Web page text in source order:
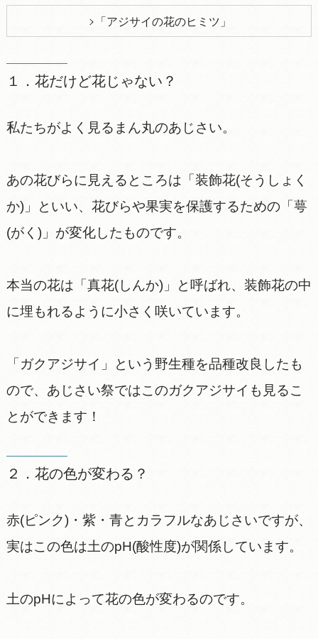
「アジサイの花のヒミツ」
１．花だけど花じゃない？
私たちがよく見るまん丸のあじさい。
あの花びらに見えるところは「装飾花(そうしょく
か)」といい、花びらや果実を保護するための「萼
(がく)」が変化したものです。
本当の花は「真花(しんか)」と呼ばれ、装飾花の中
に埋もれるように小さく咲いています。
「ガクアジサイ」という野生種を品種改良したも
ので、あじさい祭ではこのガクアジサイも見るこ
とができます！
２．花の色が変わる？
赤(ピンク)・紫・青とカラフルなあじさいですが、
実はこの色は土のpH(酸性度)が関係しています。
土のpHによって花の色が変わるのです。